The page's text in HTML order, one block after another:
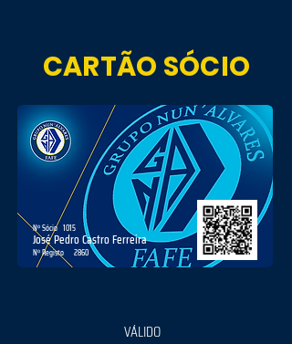
CARTÃO SÓCIO
1015
Nº Sócio
José Pedro Castro Ferreira
2860
Nº Registo
VÁLIDO